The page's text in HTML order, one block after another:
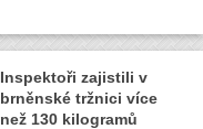
Inspektoři zajistili v
brněnské tržnici více
než 130 kilogramů